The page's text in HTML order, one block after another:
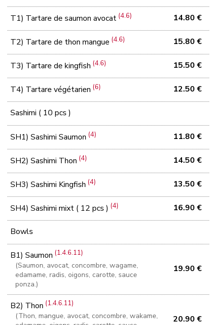
T1) Tartare de saumon avocat(4.6) 14.80 €
T2) Tartare de thon mangue(4.6) 15.80 €
T3) Tartare de kingfish(4.6) 15.50 €
T4) Tartare végétarien(6) 12.50 €
Sashimi ( 10 pcs )
SH1) Sashimi Saumon(4) 11.80 €
SH2) Sashimi Thon(4) 14.50 €
SH3) Sashimi Kingfish(4) 13.50 €
SH4) Sashimi mixt ( 12 pcs )(4) 16.90 €
Bowls
B1) Saumon(1.4.6.11)
(Saumon, avocat, concombre, wagame,
edamame, radis, oigons, carotte, sauce
ponza.)
19.90 €
B2) Thon(1.4.6.11)
(Thon, mangue, avocat, concombre, wakame,
20.90 €